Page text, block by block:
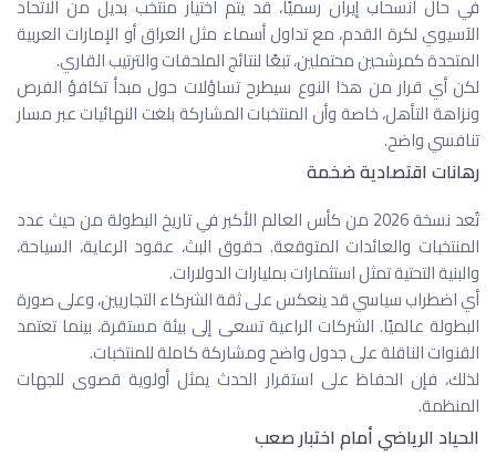
في حال انسحاب إيران رسميًا، قد يتم اختيار منتخب بديل من الاتحاد
الآسيوي لكرة القدم، مع تداول أسماء مثل العراق أو الإمارات العربية
المتحدة كمرشحين محتملين، تبعًا لنتائج الملحقات والترتيب القاري.
لكن أي قرار من هذا النوع سيطرح تساؤلات حول مبدأ تكافؤ الفرص
ونزاهة التأهل، خاصة وأن المنتخبات المشاركة بلغت النهائيات عبر مسار
تنافسي واضح.
رهانات اقتصادية ضخمة
تُعد نسخة 2026 من كأس العالم الأكبر في تاريخ البطولة من حيث عدد
المنتخبات والعائدات المتوقعة. حقوق البث، عقود الرعاية، السياحة،
والبنية التحتية تمثل استثمارات بمليارات الدولارات.
أي اضطراب سياسي قد ينعكس على ثقة الشركاء التجاريين، وعلى صورة
البطولة عالميًا. الشركات الراعية تسعى إلى بيئة مستقرة، بينما تعتمد
القنوات الناقلة على جدول واضح ومشاركة كاملة للمنتخبات.
لذلك، فإن الحفاظ على استقرار الحدث يمثل أولوية قصوى للجهات
المنظمة.
الحياد الرياضي أمام اختبار صعب